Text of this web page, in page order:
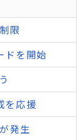
限
ドを開始
を応援
発生